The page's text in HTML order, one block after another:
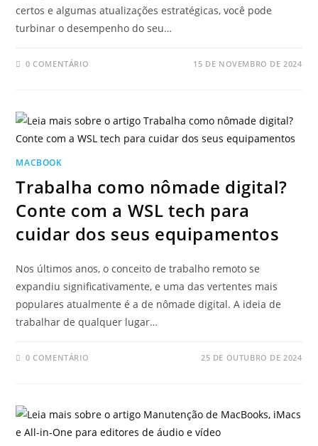
certos e algumas atualizações estratégicas, você pode
turbinar o desempenho do seu…
0 COMENTÁRIO 15 DE NOVEMBRO DE 2024
MACBOOK
Trabalha como nômade digital?
Conte com a WSL tech para
cuidar dos seus equipamentos
Nos últimos anos, o conceito de trabalho remoto se
expandiu significativamente, e uma das vertentes mais
populares atualmente é a de nômade digital. A ideia de
trabalhar de qualquer lugar…
0 COMENTÁRIO 25 DE OUTUBRO DE 2024